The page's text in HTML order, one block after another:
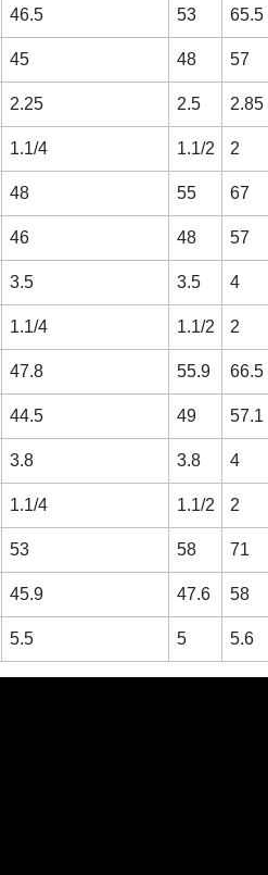
46.5 53 65.5
45 48 57
2.25 2.5 2.85
1.1/4 1.1/2 2
48 55 67
46 48 57
3.5 3.5 4
1.1/4 1.1/2 2
47.8 55.9 66.5
44.5 49 57.1
3.8 3.8 4
1.1/4 1.1/2 2
53 58 71
45.9 47.6 58
5.5 5 5.6